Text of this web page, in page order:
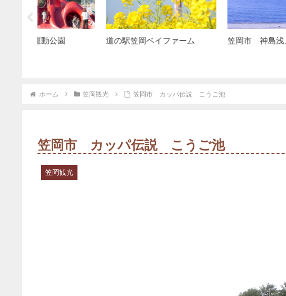
古代の丘スポーツ公園の百本
笠岡市 白石島 supスクール
ホーム 笠岡観光 笠岡市 カッパ伝説 こうご池
笠岡市 カッパ伝説 こうご池
笠岡観光